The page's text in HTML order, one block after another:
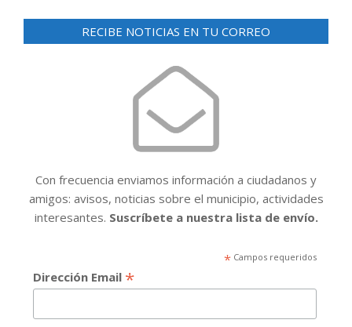
RECIBE NOTICIAS EN TU CORREO
Con frecuencia enviamos información a ciudadanos y
amigos: avisos, noticias sobre el municipio, actividades
interesantes. Suscríbete a nuestra lista de envío.
*Campos requeridos
Dirección Email *